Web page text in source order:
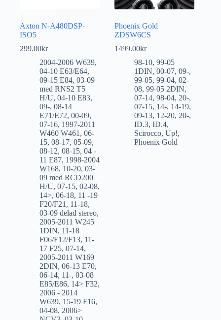
Axton N-A480DSP-
ISO5
299.00kr
2004-2006 W639,
04-10 E63/E64,
09-15 E84, 03-09
med RNS2 T5
H/U, 04-10 E83,
09-, 08-14
E71/E72, 00-09,
07-16, 1997-2011
W460 W461 , 06-
15, 08-17, 05-09,
08-12, 08-15, 04 -
11 E87, 1998-2004
W168, 10-20, 03-
09 med RCD200
H/U, 07-15, 02-08,
14>, 06-18, 11 -19
F20/F21 , 11-18,
03-09 delad stereo,
2005-2011 W245
1DIN, 11-18
F06/F12/F13, 11-
17 F25, 07-14,
2005-2011 W169
2DIN, 06-13 E70,
06-14, 11-, 03-08
E85/E86, 14> F32,
2006 - 2014
W639, 15-19 F16,
04-08, 2006>
Phoenix Gold
ZDSW6CS
1499.00kr
98-10,99-05
1DIN,00-07,09-,
99-05,99-04,02-
08,99-05 2DIN,
07-14,98-04, 20-,
07-15, 14-, 14-19,
09-13, 12-20, 20-,
ID.3,ID.4,
Scirocco,Up!,
Phoenix Gold